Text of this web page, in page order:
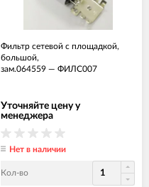
Фильтр сетевой с площадкой,
большой,
зам.064559 — ФИЛС007
Уточняйте цену у
менеджера
Нет в наличии
Кол-во